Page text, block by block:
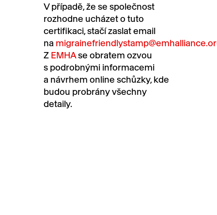
V případě, že se společnost
rozhodne ucházet o tuto
certifikaci, stačí zaslat email
na
Z EMHAse obratem ozvou
s podrobnými informacemi
a návrhem online schůzky, kde
budou probrány všechny
detaily.